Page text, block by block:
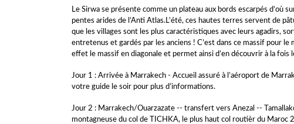
Le Sirwa se présente comme un plateau aux bords escarpés
pentes arides de l’Anti Atlas.L’été, ces hautes terres servent de
que les villages sont les plus caractéristiques avec leurs agadirs,
entretenus et gardés par les anciens ! C’est dans ce massif pour
effet le massif en diagonale et permet ainsi d’en découvrir à la
Jour 1 : Arrivée à Marrakech - Accueil assuré à l’aéroport de
votre guide le soir pour plus d’informations.
Jour 2 : Marrakech/Ouarzazate -- transfert vers Anezal --
montagneuse du col de TICHKA, le plus haut col routièr du